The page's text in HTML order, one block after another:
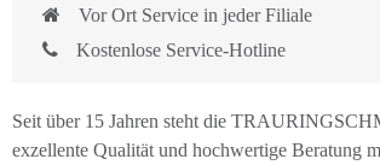
Vor Ort Service in jeder Filiale
Kostenlose Service-Hotline
Seit über 15 Jahren steht die
exzellente Qualität und hochwertige Beratung